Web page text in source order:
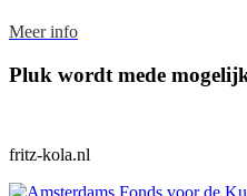
Meer info
Pluk wordt mede
fritz-kola.nl